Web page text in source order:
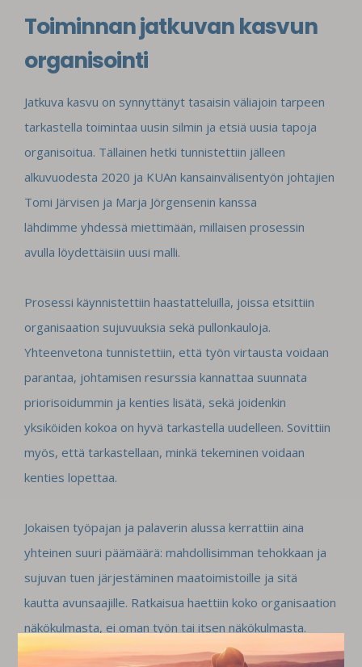
Toiminnan jatkuvan kasvun
organisointi
Jatkuva kasvu on synnyttänyt tasaisin väliajoin tarpeen
tarkastella toimintaa uusin silmin ja etsiä uusia tapoja
organisoitua. Tällainen hetki tunnistettiin jälleen
alkuvuodesta 2020 ja KUAn kansainvälisentyön johtajien
Tomi Järvisen ja Marja Jörgensenin kanssa
lähdimme yhdessä miettimään, millaisen prosessin
avulla löydettäisiin uusi malli.
Prosessi käynnistettiin haastatteluilla, joissa etsittiin
organisaation sujuvuuksia sekä pullonkauloja.
Yhteenvetona tunnistettiin, että työn virtausta voidaan
parantaa, johtamisen resurssia kannattaa suunnata
priorisoidummin ja kenties lisätä, sekä joidenkin
yksiköiden kokoa on hyvä tarkastella uudelleen. Sovittiin
myös, että tarkastellaan, minkä tekeminen voidaan
kenties lopettaa.
Jokaisen työpajan ja palaverin alussa kerrattiin aina
yhteinen suuri päämäärä: mahdollisimman tehokkaan ja
sujuvan tuen järjestäminen maatoimistoille ja sitä
kautta avunsaajille. Ratkaisua haettiin koko organisaation
näkökulmasta, ei oman työn tai itsen näkökulmasta.